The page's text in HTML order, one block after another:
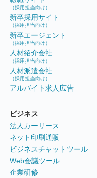
（採用担当向け）
新卒採用サイト
（採用担当向け）
新卒エージェント
（採用担当向け）
人材紹介会社
（採用担当向け）
人材派遣会社
（採用担当向け）
アルバイト求人広告
ビジネス
法人カーリース
ネット印刷通販
ビジネスチャットツール
Web会議ツール
企業研修